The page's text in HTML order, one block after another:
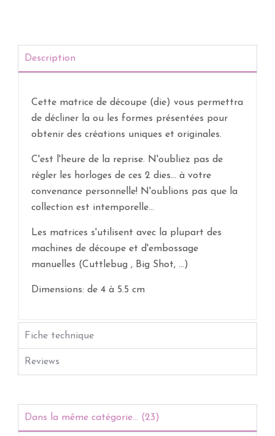
Description
Cette matrice de découpe (die) vous permettra
de décliner la ou les formes présentées pour
obtenir des créations uniques et originales.
C'est l'heure de la reprise. N'oubliez pas de
régler les horloges de ces 2 dies... à votre
convenance personnelle! N'oublions pas que la
collection est intemporelle...
Les matrices s'utilisent avec la plupart des
machines de découpe et d'embossage
manuelles (Cuttlebug , Big Shot, ...)
Dimensions: de 4 à 5.5 cm
Fiche technique
Reviews
Dans la même catégorie... (23)